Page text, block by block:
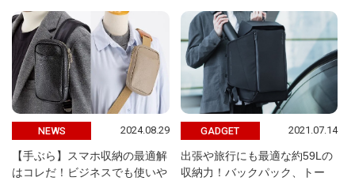
NEWS 2024.08.29
【手ぶら】スマホ収納の最適解
はコレだ！ビジネスでも使いや
GADGET 2021.07.14
出張や旅行にも最適な約59Lの
収納力！バックパック、トー